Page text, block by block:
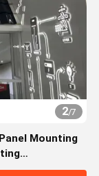
2/7
Mounting